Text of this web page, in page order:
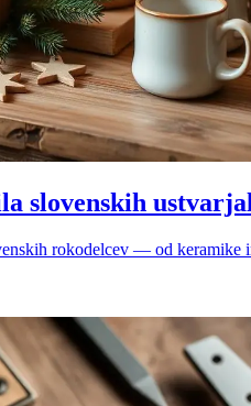
slovenskih
rokodelcev — od keramike